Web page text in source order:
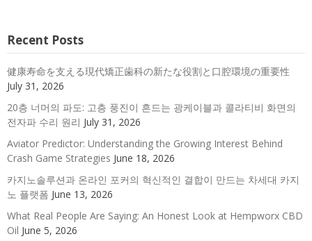
Recent Posts
健康寿命を支える現代矯正歯科の新たな役割と口腔環境の重要性
July 31, 2026
20층 너머의 파도: 고층 풍진이 흔드는 광케이블과 콜라티비 화면의
전자파 수리 원리 July 31, 2026
Aviator Predictor: Understanding the Growing Interest Behind
Crash Game Strategies June 18, 2026
카지노솔루션과 온라인 포커의 혁신적인 결합이 만드는 차세대 카지
노 플랫폼 June 13, 2026
What Real People Are Saying: An Honest Look at Hempworx CBD
Oil June 5, 2026